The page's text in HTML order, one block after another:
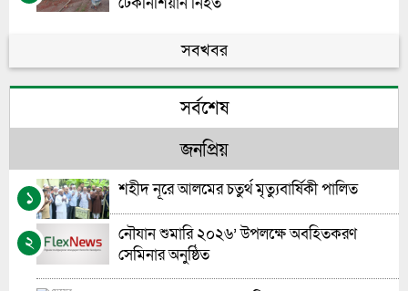
ভোলা সরকারি মহিলা কলেজের এইচএসসি বাংলা
পরীক্ষা নিয়ে বিভ্রান্তির অবসান
গণতন্ত্রের পথচলায় নীরব যোদ্ধাদের প্রাপ্য স্বীকৃত
৭
জুলাই সনদ বাস্তবায়ন না হলে ক্ষমতায় যারা আসবে
তারাই ‘শেখ হাসিনা’ হয়ে উঠবে: গোলাম পরোয়ার
৮
প্রধান শিক্ষক নিয়োগে স্বচ্ছতা চায় সচেতন মহল”-
মো: আশরাফুল আলম
ভোলায় চর দখলকে কেন্দ্র করে গুলিবিদ্ধ-১
সবখবর
সর্বশেষ
জনপ্রিয়
১ শহীদ নূরে আলমের চতুর্থ মৃত্যুবার্ষিকী পালিত
২
নৌযান শুমারি ২০২৬’ উপলক্ষে অবহিতকরণ
সেমিনার অনুষ্ঠিত